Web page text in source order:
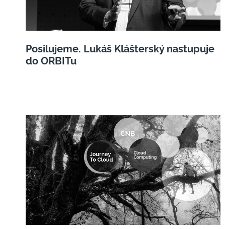
Posilujeme. Lukáš Klášterský nastupuje
do ORBITu